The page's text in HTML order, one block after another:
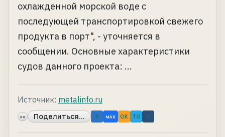
охлажденной морской воде с
последующей транспортировкой свежего
продукта в порт", - уточняется в
сообщении. Основные характеристики
судов данного проекта: ...
Источник: metalinfo.ru
«» Поделиться... B MAX OK TG ↗